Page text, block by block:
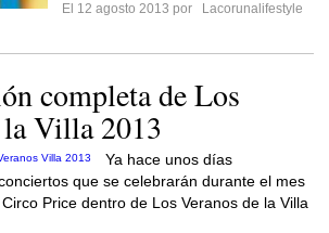
El 12 agosto 2013 por
Lacorunalifestyle
completa de Los
Villa 2013
Ya hace unos días
que se celebrarán durante el mes
Price dentro de Los Veranos de la Villa